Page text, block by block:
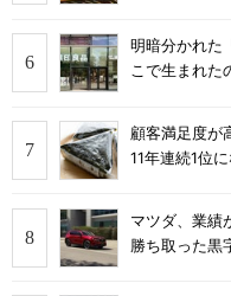
明暗分かれた
こで生まれた
顧客満足度が
11年連続1位
マツダ、業
勝ち取った黒